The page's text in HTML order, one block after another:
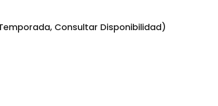
Consultar Disponibilidad)